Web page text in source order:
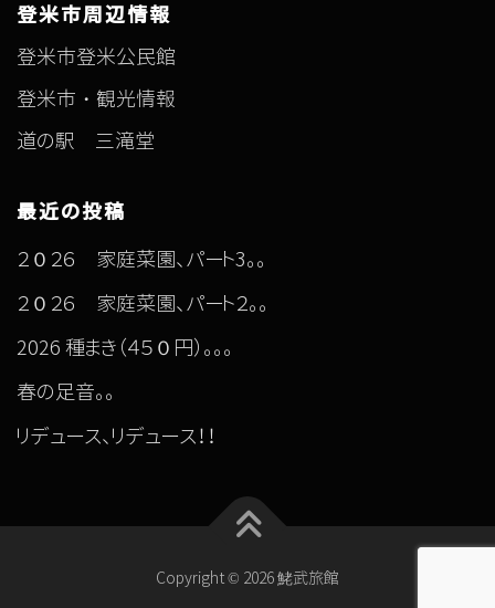
登米市周辺情報
登米市登米公民館
登米市・観光情報
道の駅 三滝堂
最近の投稿
２０２６ 家庭菜園、パート3。。
２０２６ 家庭菜園、パート２。。
2026 種まき（４５０円）。。。
春の足音。。
リデュース、リデュース！！
Copyright © 2026 鮱武旅館